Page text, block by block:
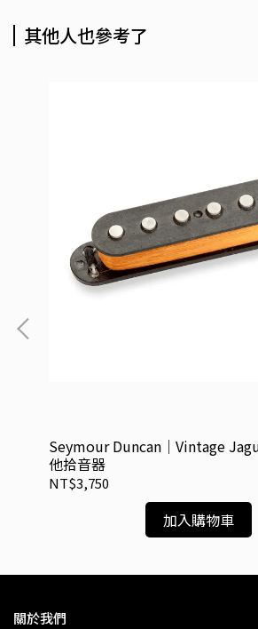
其他人也參考了
Seymour Duncan｜Vintage
他拾音器
NT$3,750
加入購物車
關於我們